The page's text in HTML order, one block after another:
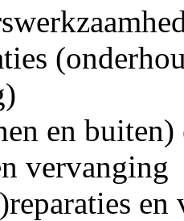
en buiten)
vervanging